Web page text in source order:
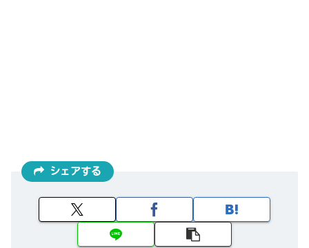
シェアする